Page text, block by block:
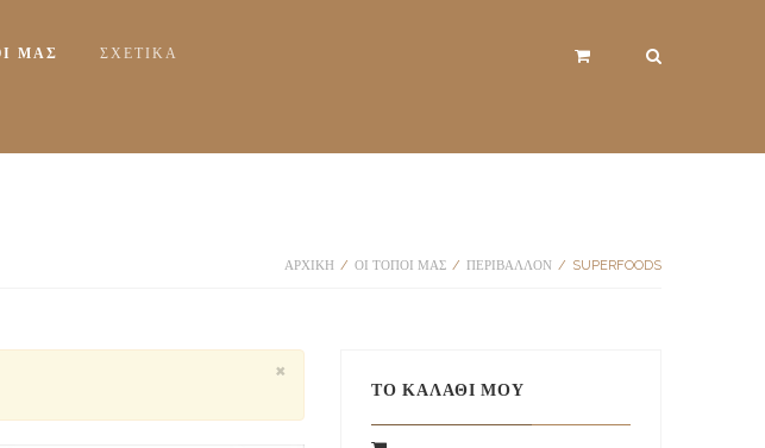
ΜΑΣ ΣΧΕΤΙΚΆ
ΑΡΧΙΚΉ / ΟΙ ΤΟΠΟΙ ΜΑΣ / ΠΕΡΙΒΆΛΛΟΝ / SUPERFOODS
×
ΤΟ ΚΑΛΆΘΙ ΜΟΥ